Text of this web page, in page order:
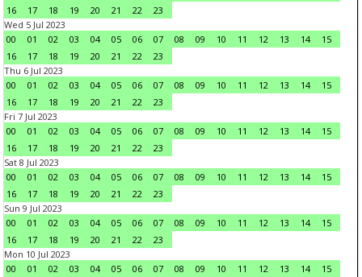
16
17 18 19 20 21 22
23
Wed 5 Jul 2023
00
01 02 03 04 05 06 07 08 09 10 11 12 13 14
15
16
17 18 19 20 21 22
23
Thu 6 Jul 2023
00
01 02 03 04 05 06 07 08 09 10 11 12 13 14
15
16
17 18 19 20 21 22
23
Fri 7 Jul 2023
00
01 02 03 04 05 06 07 08 09 10 11 12 13 14
15
16
17 18 19 20 21 22
23
Sat 8 Jul 2023
00
01 02 03 04 05 06 07 08 09 10 11 12 13 14
15
16
17 18 19 20 21 22
23
Sun 9 Jul 2023
00
01 02 03 04 05 06 07 08 09 10 11 12 13 14
15
16
17 18 19 20 21 22
23
Mon 10 Jul 2023
00
01 02 03 04 05 06 07 08 09 10 11 12 13 14
15